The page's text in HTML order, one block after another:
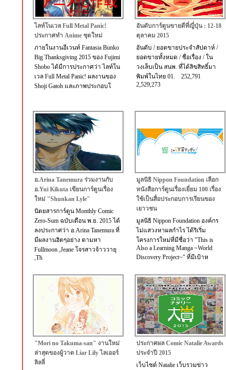
ไลท์โนเวล Full Metal Panic!
ประกาศทำ Anime ชุดใหม่
ภายในงานอีเวนท์ Fantasia Bunko
Big Thanksgiving 2015 ของ Fujimi
Shobo ได้มีการประกาศว่า ไลท์โน
เวล Full Metal Panic! ผลงานของ
Shoji Gatoh และภาพประกอบโ
อันดับการ์ตูนขายดีที่ญี่ปุ่น : 12-18
ตุลาคม 2015
อันดับ / ยอดขายประจำสัปดาห์ /
ยอดขายทั้งหมด / ชื่อเรื่อง / ใน
วงเล็บเป็น สนพ. ที่ได้ลิขสิทธิ์มา
พิมพ์ในไทย 01. 252,791
2,529,273
อ.Arina Tanemura ร่วมงานกับ
อ.Yui Kikuta เขียนการ์ตูนเรื่อง
ใหม่ "Shunkan Lyle"
นิตยสารการ์ตูน Monthly Comic
Zero-Sum ฉบับเดือน พ.ย. 2015 ได้
ลงประกาศว่า อ.Arina Tanemura ที่
มีผลงานฮิตๆอย่าง ตามหา
Fullmoon ,Jeane โจรสาวจ้าววายุ
,Th
มูลนิธิ Nippon Foundation เลือก
หนังสือการ์ตูนเรื่องเยี่ยม 100 เรื่อง
ใช้เป็นสื่อประกอบการเรียนของ
เยาวชน
มูลนิธิ Nippon Foundation องค์กร
ไม่แสวงหาผลกำไร ได้ริเริ่ม
โครงการใหม่ที่มีชื่อว่า "This is
Also a Learning Manga ~World
Discovery Project~" ที่มีเป้าห
"Mori no Takuma-san" งานใหม่
ล่าสุดของผู้วาด Liar Lily ไลเออร์
ลิลลี่
ประกาศผล Comic Natalie Awards
ประจำปี 2015
เว็บไซต์ Natalie เว็บรวมข่าว